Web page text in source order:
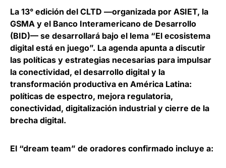
La 13° edición del CLTD —organizada por ASIET, la
GSMA y el Banco Interamericano de Desarrollo
(BID)— se desarrollará bajo el lema “El ecosistema
digital está en juego”. La agenda apunta a discutir
las políticas y estrategias necesarias para impulsar
la conectividad, el desarrollo digital y la
transformación productiva en América Latina:
políticas de espectro, mejora regulatoria,
conectividad, digitalización industrial y cierre de la
brecha digital.
El “dream team” de oradores confirmado incluye a: